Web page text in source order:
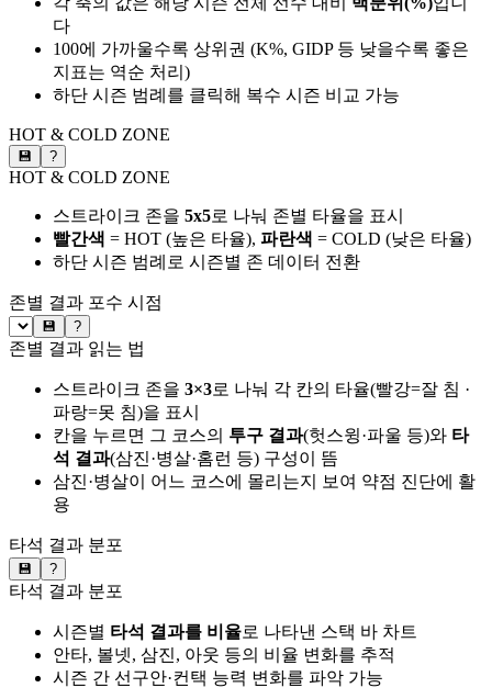
다
100에 가까울수록 상위권 (K%, GIDP 등 낮을수록 좋은
지표는 역순 처리)
하단 시즌 범례를 클릭해 복수 시즌 비교 가능
HOT & COLD ZONE
💾 ?
HOT & COLD ZONE
스트라이크 존을 5x5로 나눠 존별 타율을 표시
빨간색 = HOT (높은 타율), 파란색 = COLD (낮은 타율)
하단 시즌 범례로 시즌별 존 데이터 전환
존별 결과 포수 시점
💾 ?
존별 결과 읽는 법
스트라이크 존을 3×3로 나눠 각 칸의 타율(빨강=잘 침 ·
파랑=못 침)을 표시
칸을 누르면 그 코스의 투구 결과(헛스윙·파울 등)와 타
석 결과(삼진·병살·홈런 등) 구성이 뜸
삼진·병살이 어느 코스에 몰리는지 보여 약점 진단에 활
용
타석 결과 분포
💾 ?
타석 결과 분포
시즌별 타석 결과를 비율로 나타낸 스택 바 차트
안타, 볼넷, 삼진, 아웃 등의 비율 변화를 추적
시즌 간 선구안·컨택 능력 변화를 파악 가능